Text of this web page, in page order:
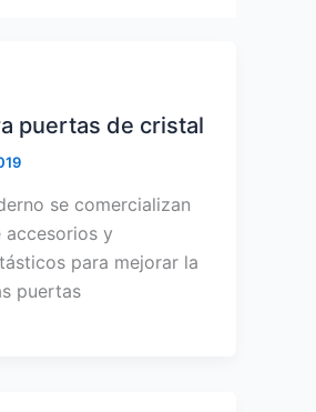
puertas de cristal
se comercializan
y
para mejorar la
puertas